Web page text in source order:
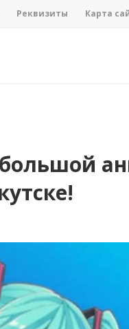
Реквизиты Карта